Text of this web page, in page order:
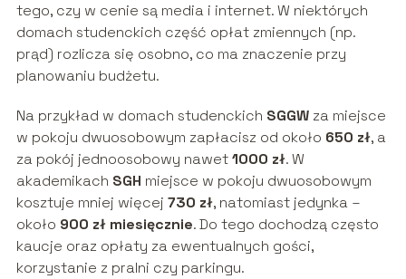
tego, czy w cenie są media i internet. W niektórych
domach studenckich część opłat zmiennych (np.
prąd) rozlicza się osobno, co ma znaczenie przy
planowaniu budżetu.
Na przykład w domach studenckich SGGWza miejsce
w pokoju dwuosobowym zapłacisz od około 650 zł, a
za pokój jednoosobowy nawet1000 zł. W
akademikach SGH miejsce w pokoju dwuosobowym
kosztuje mniej więcej 730 zł, natomiast jedynka –
około 900 zł miesięcznie. Do tego dochodzą często
kaucje oraz opłaty za ewentualnych gości,
korzystanie z pralni czy parkingu.